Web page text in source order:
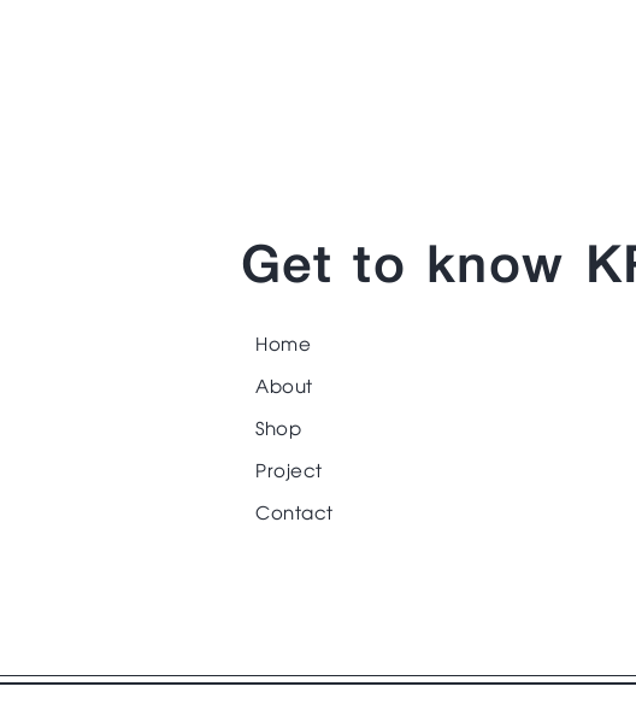
Get to know
Home
About
Shop
Project
Contact